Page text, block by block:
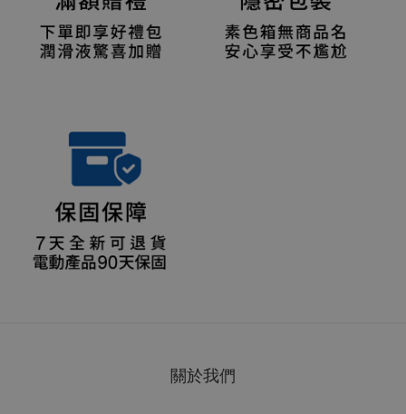
關於我們